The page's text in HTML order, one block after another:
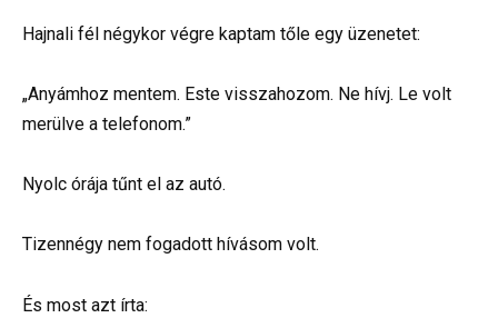
Hajnali fél négykor végre kaptam tőle egy üzenetet:
„Anyámhoz mentem. Este visszahozom. Ne hívj. Le volt
merülve a telefonom.”
Nyolc órája tűnt el az autó.
Tizennégy nem fogadott hívásom volt.
És most azt írta: